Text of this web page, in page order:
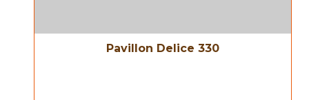
Pavillon Delice 330